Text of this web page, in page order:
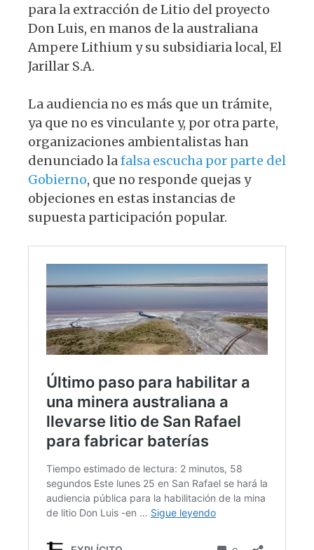
para la extracción de Litio del proyecto
Don Luis, en manos de la australiana
Ampere Lithium y su subsidiaria local, El
Jarillar S.A.
La audiencia no es más que un trámite,
ya que no es vinculante y, por otra parte,
organizaciones ambientalistas han
denunciado lafalsa escucha por parte del
Gobierno, que no responde quejas y
objeciones en estas instancias de
supuesta participación popular.